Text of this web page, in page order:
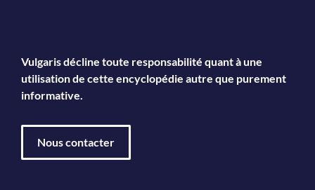
Vulgaris décline toute responsabilité quant à une
utilisation de cette encyclopédie autre que purement
informative.
Nous contacter